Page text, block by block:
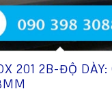
201 2B-ĐỘ